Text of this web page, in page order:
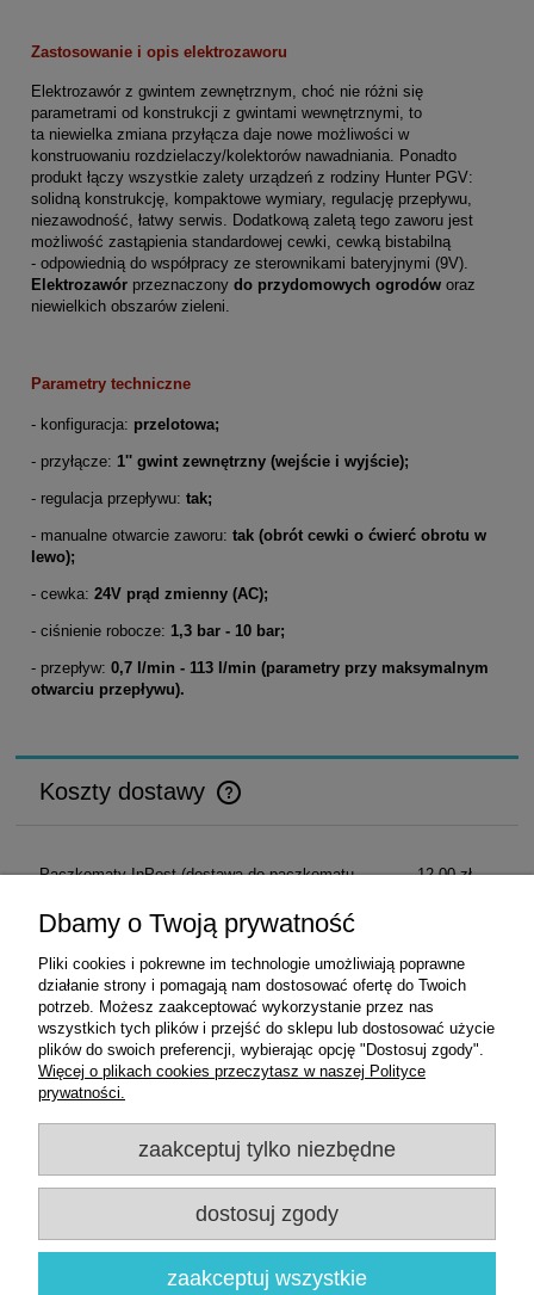
Zastosowanie i opis elektrozaworu
Elektrozawór z gwintem zewnętrznym, choć nie różni się
parametrami od konstrukcji z gwintami wewnętrznymi, to
ta niewielka zmiana przyłącza daje nowe możliwości w
konstruowaniu rozdzielaczy/kolektorów nawadniania. Ponadto
produkt łączy wszystkie zalety urządzeń z rodziny Hunter PGV:
solidną konstrukcję, kompaktowe wymiary, regulację przepływu,
niezawodność, łatwy serwis. Dodatkową zaletą tego zaworu jest
możliwość zastąpienia standardowej cewki, cewką bistabilną
- odpowiednią do współpracy ze sterownikami bateryjnymi (9V).
Elektrozawór przeznaczony do przydomowych ogrodów oraz
niewielkich obszarów zieleni.
Parametry techniczne
- konfiguracja: przelotowa;
- przyłącze: 1'' gwint zewnętrzny (wejście i wyjście);
- regulacja przepływu: tak;
- manualne otwarcie zaworu: tak (obrót cewki o ćwierć obrotu w
lewo);
- cewka: 24V prąd zmienny (AC);
- ciśnienie robocze: 1,3 bar - 10 bar;
- przepływ: 0,7 l/min - 113 l/min (parametry przy maksymalnym
otwarciu przepływu).
Koszty dostawy
Cena nie zawiera ewentualnych kosztów płatności
Paczkomaty InPost(dostawa do paczkomatu
12,00 zł
Przesyłka kurierska
(dostawa pod wskazany
adres)
Odbiór osobisty(odbiór w siedzibie firmy) 0,00 zł
Pomoc
Moje konto
Informacje
Dbamy o Twoją prywatność
Pliki cookies i pokrewne im technologie umożliwiają poprawne
działanie strony i pomagają nam dostosować ofertę do Twoich
potrzeb. Możesz zaakceptować wykorzystanie przez nas
wszystkich tych plików i przejść do sklepu lub dostosować użycie
plików do swoich preferencji, wybierając opcję "Dostosuj zgody".
Więcej o plikach cookies przeczytasz w naszej Polityce
prywatności.
zaakceptuj tylko niezbędne
dostosuj zgody
zaakceptuj wszystkie